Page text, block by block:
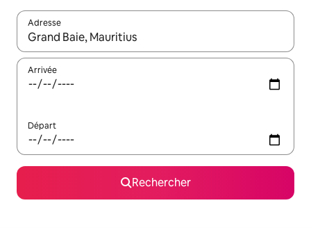
Adresse
Lorsque les résultats s'affichent, utilisez les flèches vers le
Arrivée
Départ
Rechercher